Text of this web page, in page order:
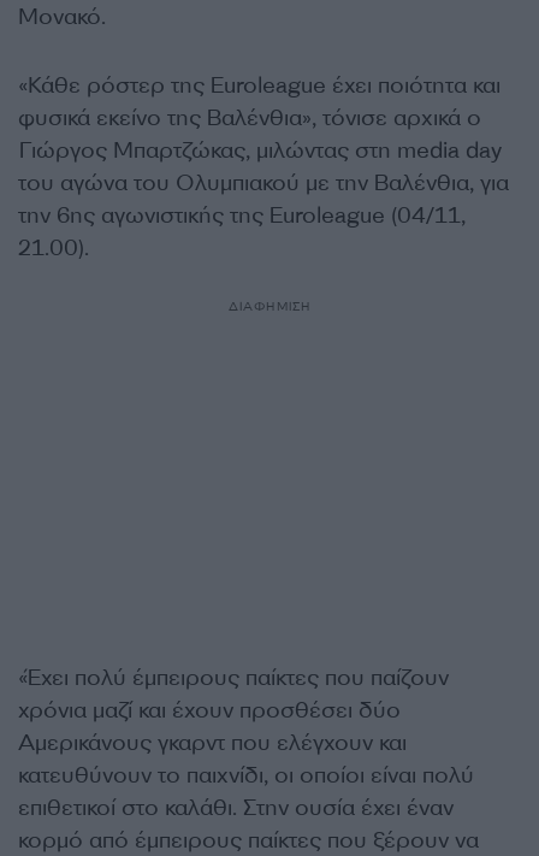
Μονακό.
«Κάθε ρόστερ της Euroleague έχει ποιότητα και
φυσικά εκείνο της Βαλένθια», τόνισε αρχικά ο
Γιώργος Μπαρτζώκας, μιλώντας στη media day
του αγώνα του Ολυμπιακού με την Βαλένθια, για
την 6ης αγωνιστικής της Euroleague (04/11,
21.00).
ΔΙΑΦΗΜΙΣΗ
«Έχει πολύ έμπειρους παίκτες που παίζουν
χρόνια μαζί και έχουν προσθέσει δύο
Αμερικάνους γκαρντ που ελέγχουν και
κατευθύνουν το παιχνίδι, οι οποίοι είναι πολύ
επιθετικοί στο καλάθι. Στην ουσία έχει έναν
κορμό από έμπειρους παίκτες που ξέρουν να